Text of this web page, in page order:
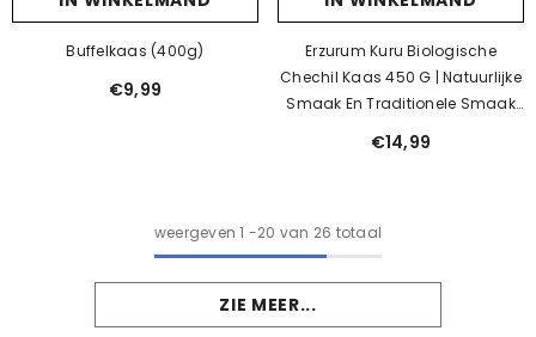
Buffelkaas (400g)
€9,99
Erzurum Kuru Biologische
Chechil Kaas 450 G | Natuurlijke
Smaak En Traditionele Smaak
€14,99
weergeven 1 -20 van 26 totaal
ZIE MEER...